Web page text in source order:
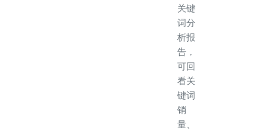
关键
词分
析报
告，
可回
看关
键词
销
量、